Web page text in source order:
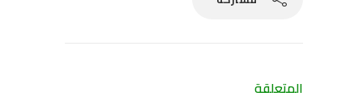
المتعلقة